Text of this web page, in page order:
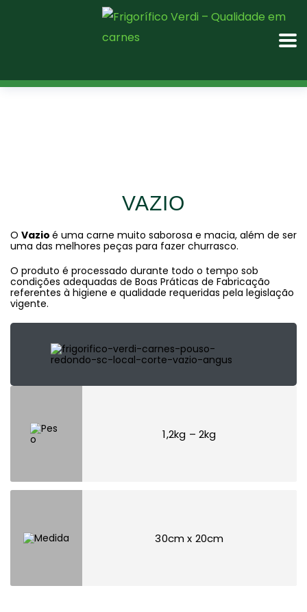
VAZIO
O Vazio é uma carne muito saborosa e macia, além de ser
uma das melhores peças para fazer churrasco.
O produto é processado durante todo o tempo sob
condições adequadas de Boas Práticas de Fabricação
referentes à higiene e qualidade requeridas pela legislação
vigente.
1,2kg – 2kg
30cm x 20cm